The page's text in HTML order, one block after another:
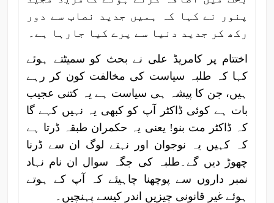
پنور نے کہا کہ ہمیں جدید نصاب سے دور
رکھ کر جدید دنیا سے پرے کیا جارہا ہے۔
اختتام پر کامریڈ علی نے بحث کو سمیٹتے ہوئے
کہا کہ طلبہ سیاست کی مخالفت کون کر رہے
ہیں، جن کا پیشہ ہی سیاست ہے یہ کتنی عجیب
بات ہے کوئی ڈاکٹر آپ کو کبھی یہ نہیں کہے گا
کہ ڈاکٹر مت بنو! یعنی یہ حکمران طبقہ ڈرتا ہے
کہ کہیں یہ نوجوان اور نہتے لوگ ان سے ڈرنا
چھوڑ دیں گے۔طلبہ کی جگہ سوال ان نام نہاد
نمبر داروں سے پوچھنا چاہیئے کہ آپ کے ہوتے
ہوئے غیر قانونی چیزیں اندر کیسے پہنچیں۔